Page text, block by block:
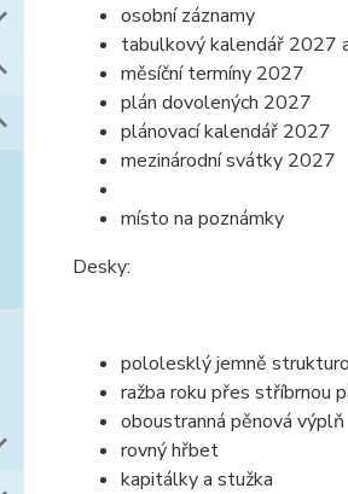
osobní záznamy
tabulkový kalendář 2027
měsíční termíny 2027
plán dovolených 2027
plánovací kalendář 2027
mezinárodní svátky 2027
místo na poznámky
Desky:
pololesklý jemně
ražba roku přes stříbrnou
oboustranná pěnová výplň
rovný hřbet
kapitálky a stužka